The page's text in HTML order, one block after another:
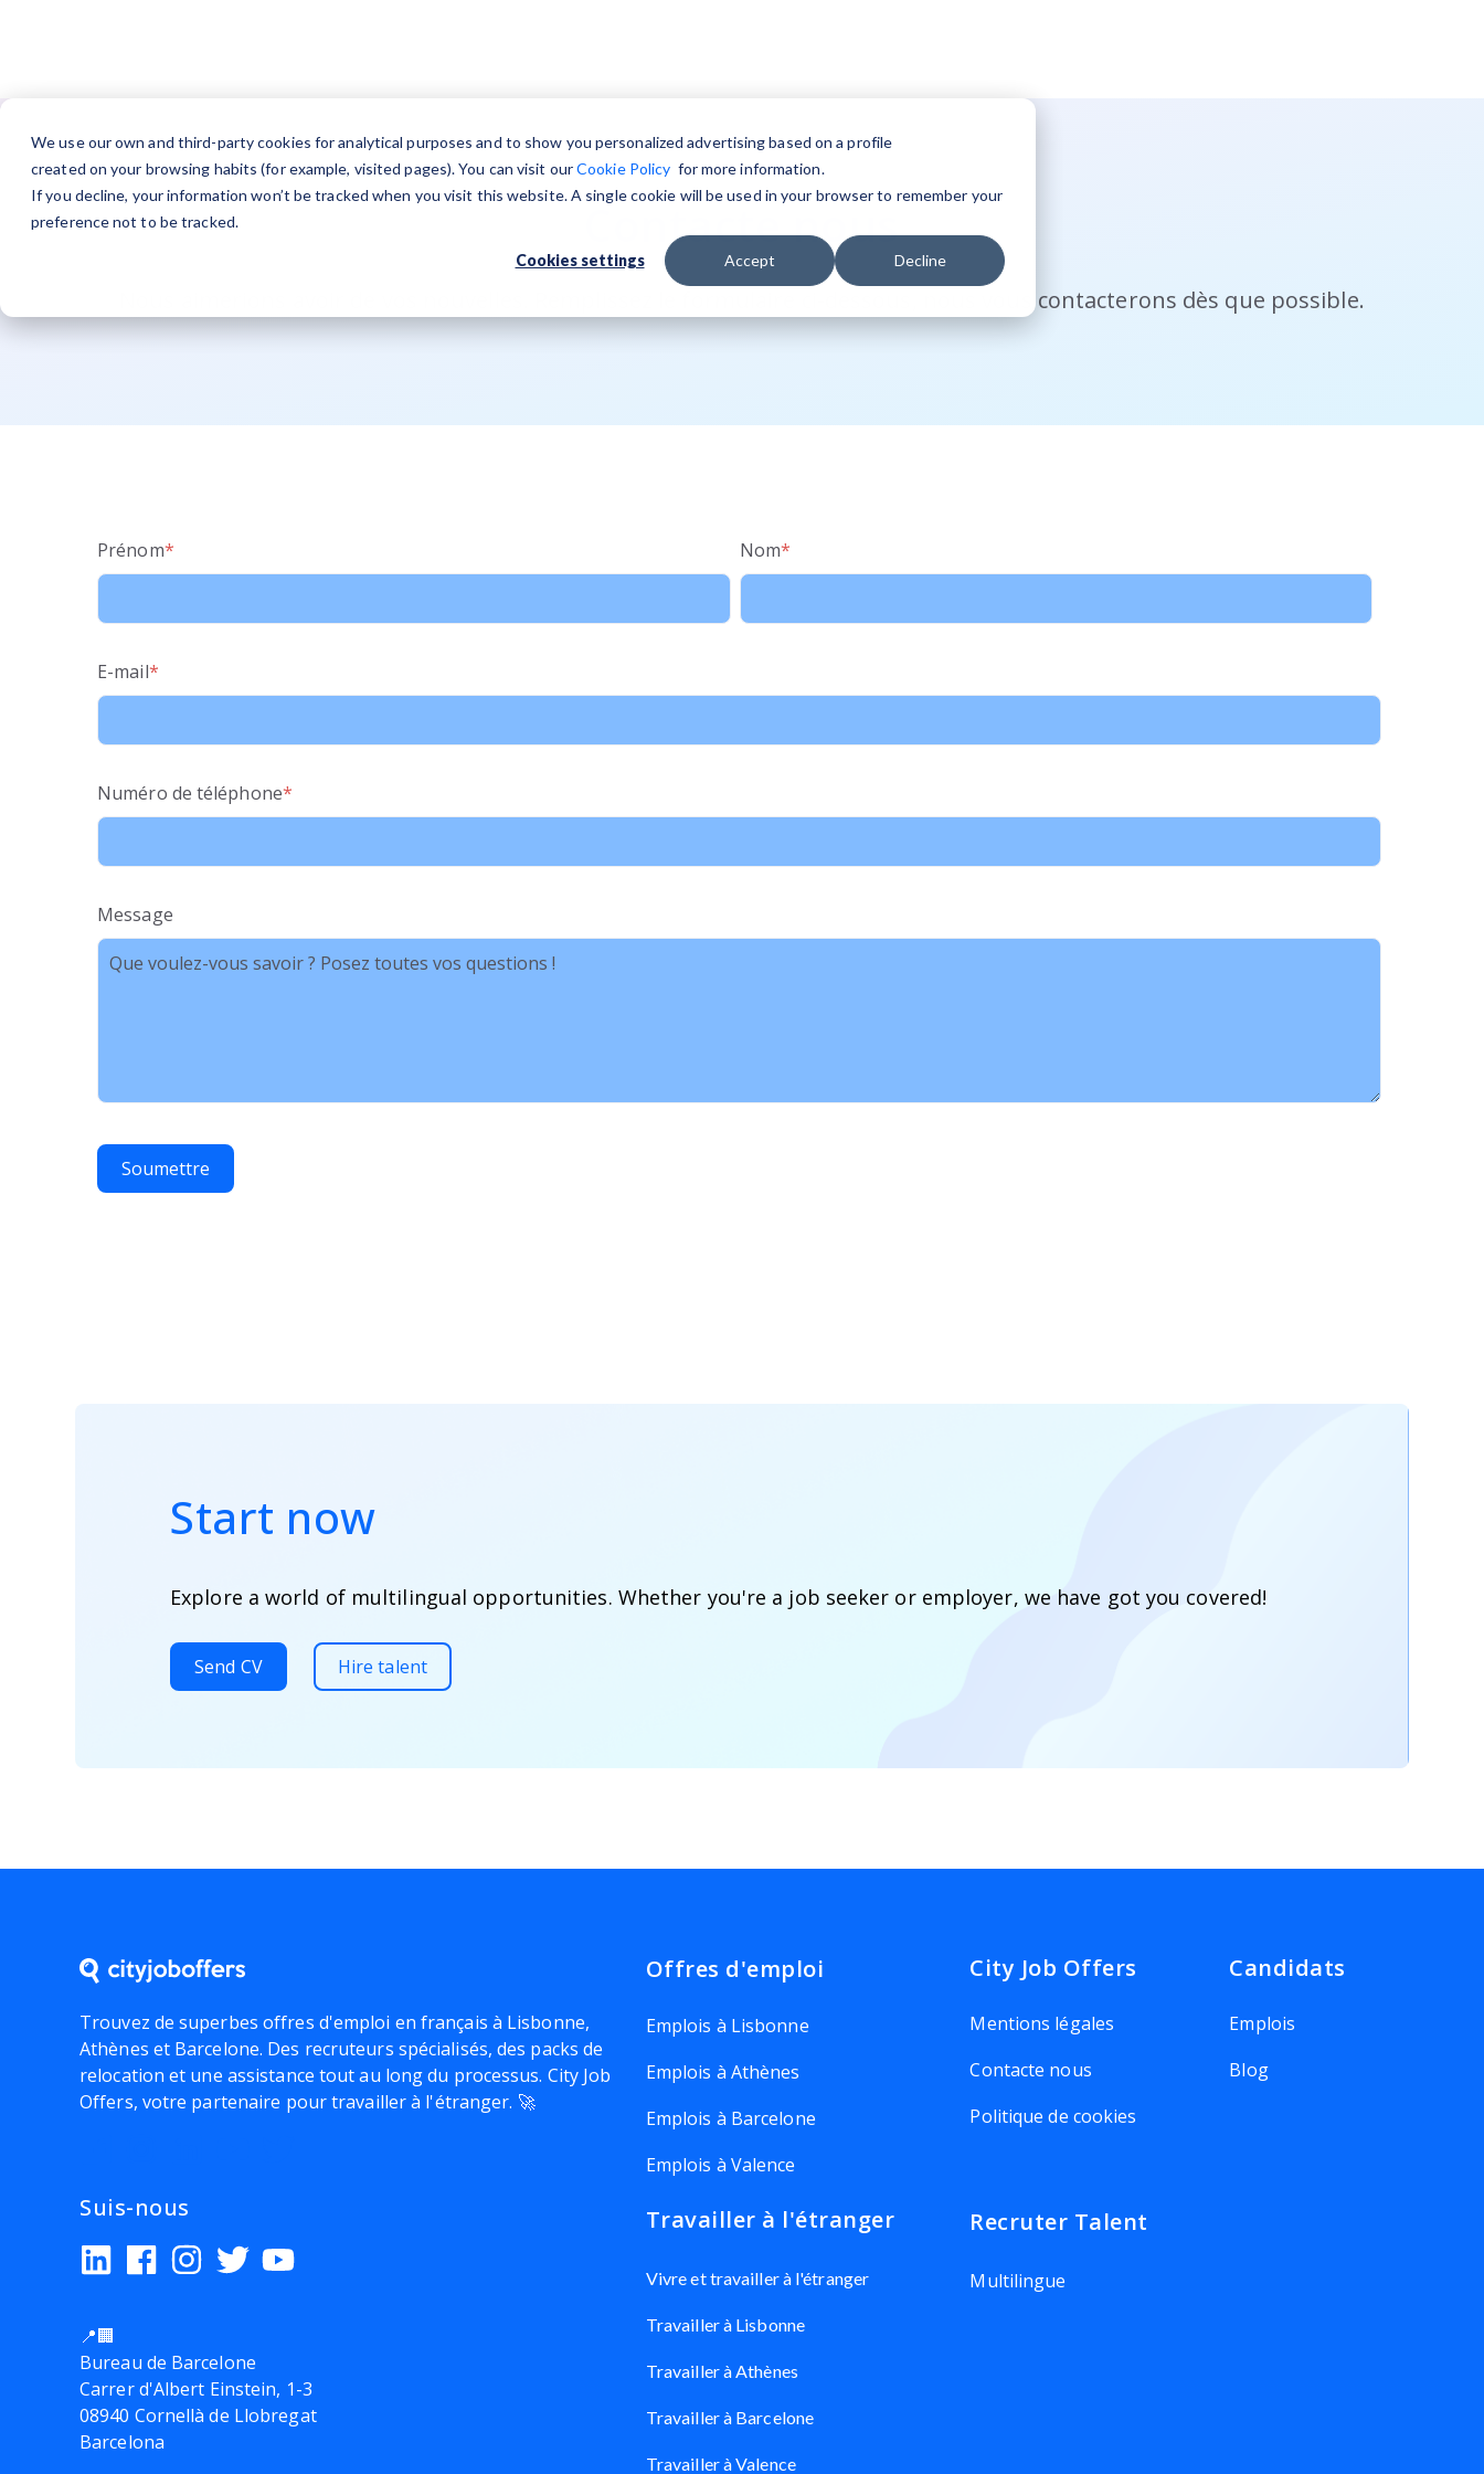
We use our own and third-party cookies for analytical purposes and to show you personalized advertising based on a profile
created on your browsing habits (for example, visited pages). You can visit ourCookie Policy for more information.
If you decline, your information won’t be tracked when you visit this website. A single cookie will be used in your browser to remember your
preference not to be tracked.
Cookies settings Accept Decline
Contacte nous
Nous aimerions avoir de vos nouvelles. Remplissez le formulaire ci-dessous, nous vous contacterons dès que possible.
Prénom* Nom*
E-mail*
Numéro de téléphone*
Message
Start now
Explore a world of multilingual opportunities. Whether you're a job seeker or employer, we have got you covered!
Send CV Hire talent
Trouvez de superbes offres d'emploi en français à Lisbonne,
Athènes et Barcelone. Des recruteurs spécialisés, des packs de
relocation et une assistance tout au long du processus. City Job
Offers, votre partenaire pour travailler à l'étranger. 🚀
Suis-nous
📍🏢
Bureau de Barcelone
Carrer d'Albert Einstein, 1-3
08940 Cornellà de Llobregat
Barcelona
Offres d'emploi
Emplois à Lisbonne
Emplois à Athènes
Emplois à Barcelone
Emplois à Valence
City Job Offers
Mentions légales
Contacte nous
Politique de cookies
Candidats
Emplois
Blog
Travailler à l'étranger
Vivre et travailler à l'étranger
Travailler à Lisbonne
Travailler à Athènes
Travailler à Barcelone
Travailler à Valence
Recruter Talent
Multilingue